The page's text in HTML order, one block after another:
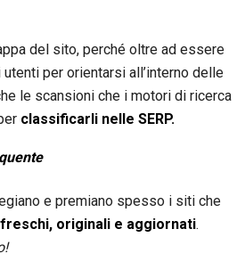
del sito, perché oltre ad essere
per orientarsi all’interno delle
le scansioni che i motori di ricerca
classificarli nelle SERP.
e premiano spesso i siti che
originali e aggiornati.